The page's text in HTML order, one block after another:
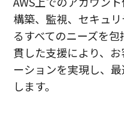
構築、監視、セキュ
るすべてのニーズを
貫した支援により、
ーションを実現し、
します。